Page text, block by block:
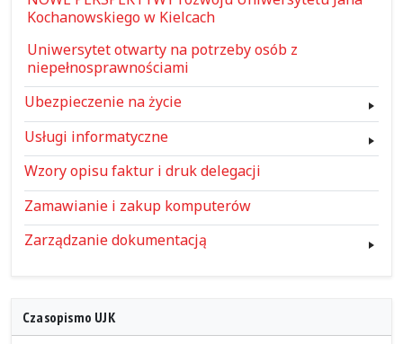
Kochanowskiego w Kielcach
Uniwersytet otwarty na potrzeby osób z
niepełnosprawnościami
Ubezpieczenie na życie
Usługi informatyczne
Wzory opisu faktur i druk delegacji
Zamawianie i zakup komputerów
Zarządzanie dokumentacją
Czasopismo UJK